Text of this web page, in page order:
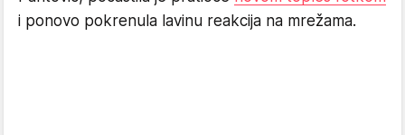
i ponovo pokrenula lavinu reakcija na mrežama.